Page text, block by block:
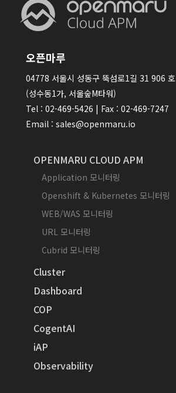
오픈마루
04778 서울시 성동구 뚝섬로1길 31 906 호
(성수동1가, 서울숲M타워)
Tel : 02-469-5426 | Fax : 02-469-7247
Email : sales@openmaru.io
OPENMARU CLOUD APM
Application 모니터링
Openshift & Kubernetes 모니터링
WEB/WAS 모니터링
URL 모니터링
Cubrid 모니터링
Cluster
Dashboard
COP
CogentAI
iAP
Observability